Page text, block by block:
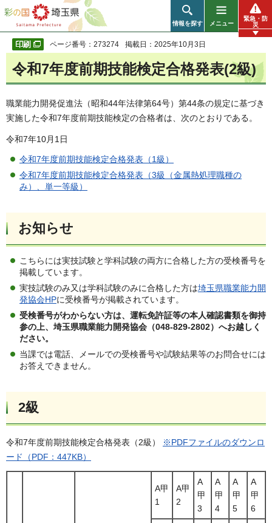
彩の国 埼玉県
情報を探す メニュー
緊急・防
災
ページ番号：273274 掲載日：2025年10月3日
令和7年度前期技能検定合格発表(2級)
職業能力開発促進法（昭和44年法律第64号）第44条の規定に基づき
実施した令和7年度前期技能検定の合格者は、次のとおりである。
令和7年10月1日
令和7年度前期技能検定合格発表（1級）
令和7年度前期技能検定合格発表（3級（金属熱処理職種の
み）、単一等級）
お知らせ
こちらには実技試験と学科試験の両方に合格した方の受検番号を
掲載しています。
実技試験のみ又は学科試験のみに合格した方は埼玉県職業能力開
発協会HPに受検番号が掲載されています。
受検番号がわからない方は、運転免許証等の本人確認書類を御持
参の上、埼玉県職業能力開発協会（048-829-2802）へお越しく
ださい。
当課では電話、メールでの受検番号や試験結果等のお問合せには
お答えできません。
2級
令和7年度前期技能検定合格発表（2級）
※PDFファイルのダウンロ
ード（PDF：447KB）
A甲
1
A甲
2
A
甲
3
A
甲
4
A
甲
5
A
甲
6